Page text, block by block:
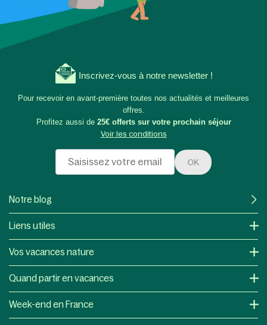
Inscrivez-vous à notre newsletter !
Pour recevoir en avant-première toutes nos actualités et meilleures
offres.
Profitez aussi de 25€ offerts sur votre prochain séjour
Voir les conditions
OK
Notre blog
Liens utiles
Vos vacances nature
Quand partir en vacances
Week-end en France